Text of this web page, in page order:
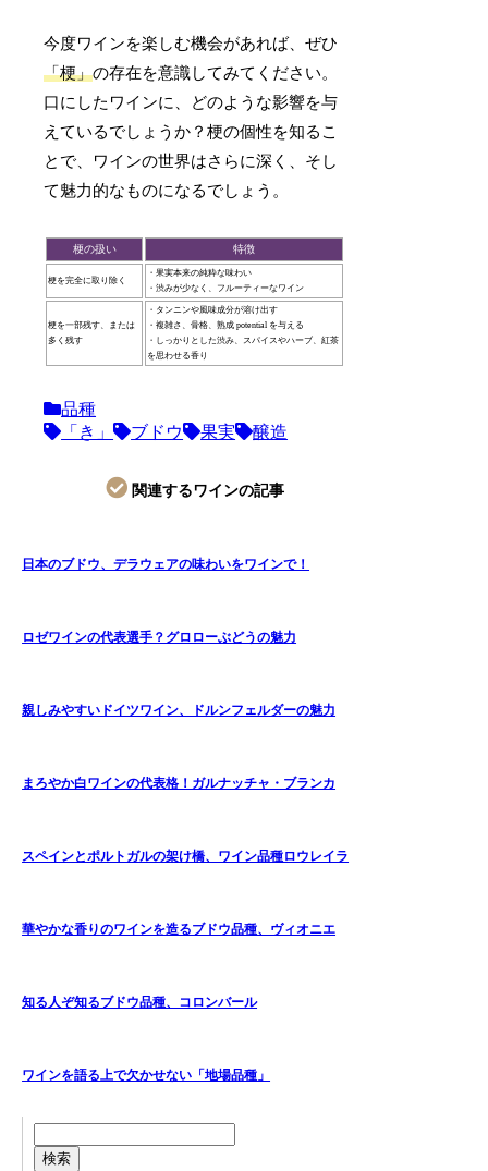
今度ワインを楽しむ機会があれば、ぜひ
「梗」の存在を意識してみてください。
口にしたワインに、どのような影響を与
えているでしょうか？梗の個性を知るこ
とで、ワインの世界はさらに深く、そし
て魅力的なものになるでしょう。
梗の扱い 特徴
梗を完全に取り除く
・果実本来の純粋な味わい
・渋みが少なく、フルーティーなワイン
梗を一部残す、または
多く残す
・タンニンや風味成分が溶け出す
・複雑さ、骨格、熟成 potential を与える
・しっかりとした渋み、スパイスやハーブ、紅茶
を思わせる香り
品種
「き」
ブドウ 果実 醸造
関連するワインの記事
日本のブドウ、デラウェアの味わいをワインで！
ロゼワインの代表選手？グロローぶどうの魅力
親しみやすいドイツワイン、ドルンフェルダーの魅力
まろやか白ワインの代表格！ガルナッチャ・ブランカ
スペインとポルトガルの架け橋、ワイン品種ロウレイラ
華やかな香りのワインを造るブドウ品種、ヴィオニエ
知る人ぞ知るブドウ品種、コロンバール
ワインを語る上で欠かせない「地場品種」
検索